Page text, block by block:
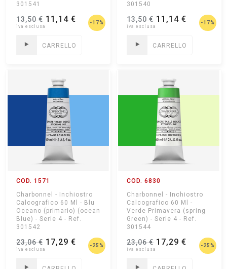
301541
13,50 €11,14 € -17%
CARRELLO
301540
13,50 € 11,14 € -17%
CARRELLO
COD. 1571
Charbonnel - Inchiostro
Calcografico 60 Ml - Blu
Oceano (primario) (ocean
Blue) - Serie 4 - Ref.
301542
23,06 €17,29 € -25%
COD. 6830
Charbonnel - Inchiostro
Calcografico 60 Ml -
Verde Primavera (spring
Green) - Serie 4 - Ref.
301544
23,06 € 17,29 € -25%